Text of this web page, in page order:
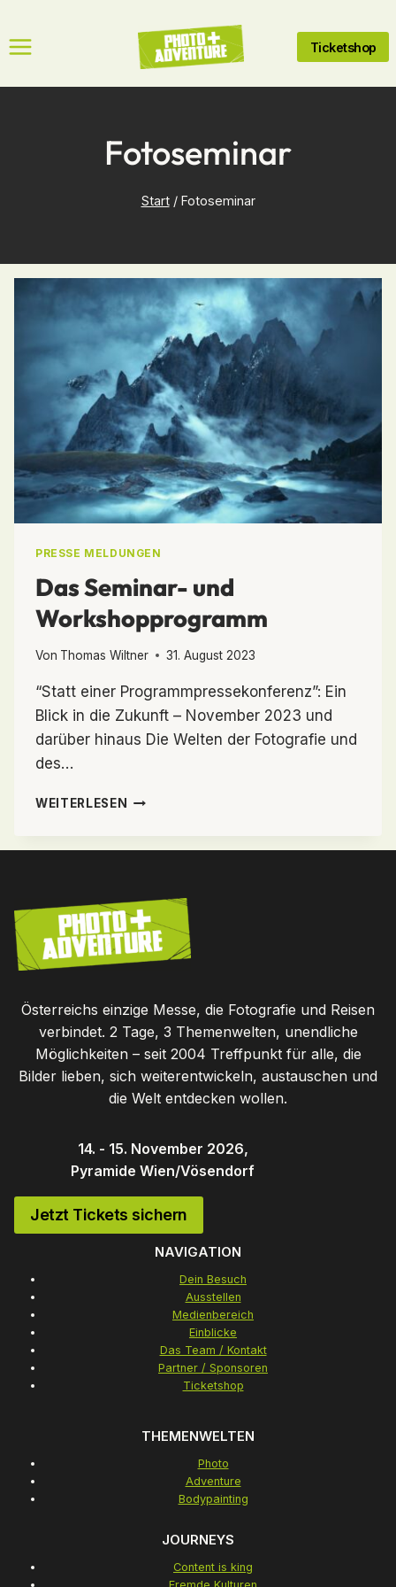
Inhalt
springen
Ticketshop
Fotoseminar
Start / Fotoseminar
PRESSE MELDUNGEN
Das Seminar- und
Workshopprogramm
Von Thomas Wiltner 31. August 2023
“Statt einer Programmpressekonferenz”: Ein
Blick in die Zukunft – November 2023 und
darüber hinaus Die Welten der Fotografie und
des…
WEITERLESEN
DAS
WORKSHOPPROGRAMM
Österreichs einzige Messe, die Fotografie und Reisen
verbindet. 2 Tage, 3 Themenwelten, unendliche
Möglichkeiten – seit 2004 Treffpunkt für alle, die
Bilder lieben, sich weiterentwickeln, austauschen und
die Welt entdecken wollen.
14. - 15. November 2026,
Pyramide Wien/Vösendorf
Jetzt Tickets sichern
NAVIGATION
Dein Besuch
Ausstellen
Medienbereich
Einblicke
Das Team / Kontakt
Partner / Sponsoren
Ticketshop
THEMENWELTEN
Photo
Adventure
Bodypainting
JOURNEYS
Content is king